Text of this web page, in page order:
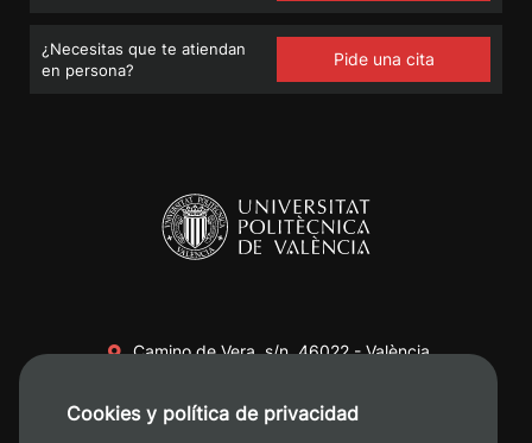
¿Necesitas que te atiendan
en persona?
Pide una cita
Camino de Vera, s/n. 46022 - València
+34 620 04 00 50
Cookies y política de privacidad